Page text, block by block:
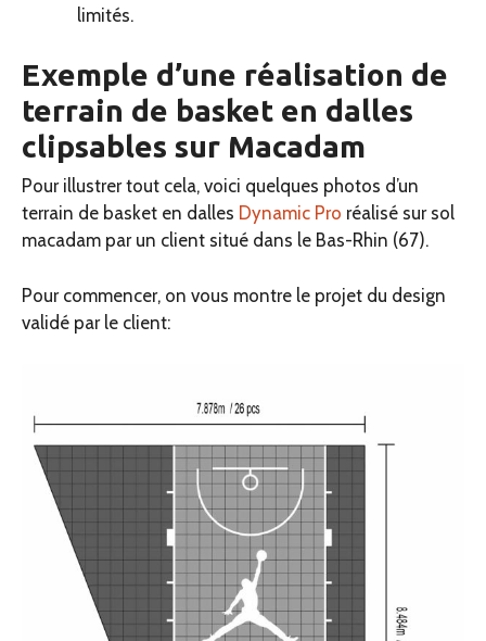
limités.
Exemple d’une réalisation de
terrain de basket en dalles
clipsables sur Macadam
Pour illustrer tout cela, voici quelques photos d’un
terrain de basket en dalles Dynamic Pro réalisé sur sol
macadam par un client situé dans le Bas-Rhin (67).
Pour commencer, on vous montre le projet du design
validé par le client: